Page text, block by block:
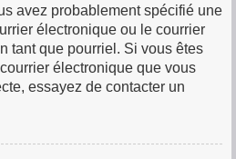
avez probablement spécifié une
électronique ou le courrier
tant que pourriel. Si vous êtes
électronique que vous
essayez de contacter un